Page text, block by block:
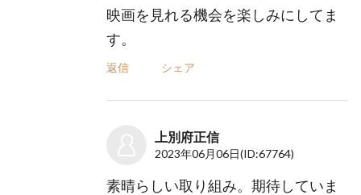
映画を見れる機会を楽しみにしてま
す。
返信 シェア
上別府正信
2023年06月06日(ID:67764)
素晴らしい取り組み。期待していま